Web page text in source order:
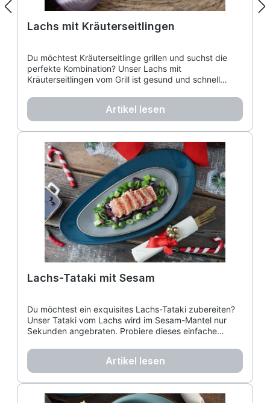
Lachs mit Kräuterseitlingen
Du möchtest Kräuterseitlinge grillen und suchst die
perfekte Kombination? Unser Lachs mit
Kräuterseitlingen vom Grill ist gesund und schnell
passen und genieße dieses leichte Sommerrezept!
Artikel lesen
Lachs-Tataki mit Sesam
Du möchtest ein exquisites Lachs-Tataki zubereiten?
Unser Tataki vom Lachs wird im Sesam-Mantel nur
Sekunden angebraten. Probiere dieses einfache
perfekt als Lachs-Tataki mit Sesam!
Artikel lesen